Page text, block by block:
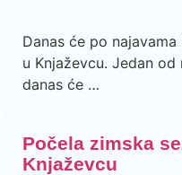
Danas će po
u Knjaževcu. Jedan
danas će …
Počela zimska
Knjaževcu